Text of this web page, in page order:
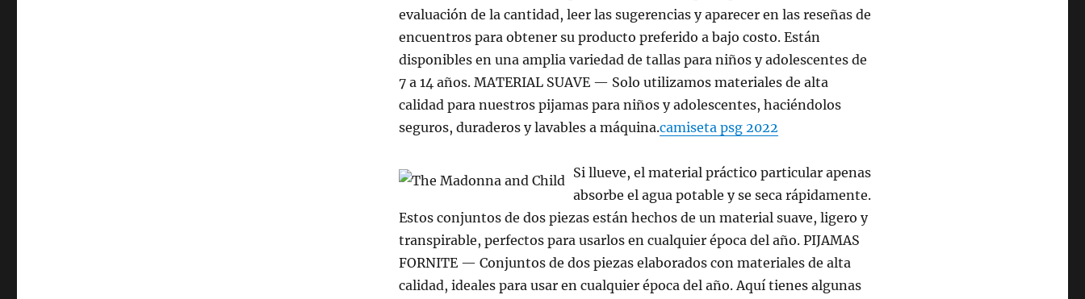
evaluación de la cantidad, leer las sugerencias y aparecer en las reseñas de
encuentros para obtener su producto preferido a bajo costo. Están
disponibles en una amplia variedad de tallas para niños y adolescentes de
7 a 14 años. MATERIAL SUAVE — Solo utilizamos materiales de alta
calidad para nuestros pijamas para niños y adolescentes, haciéndolos
seguros, duraderos y lavables a máquina.camiseta psg 2022
Si llueve, el material práctico particular apenas
absorbe el agua potable y se seca rápidamente.
Estos conjuntos de dos piezas están hechos de un material suave, ligero y
transpirable, perfectos para usarlos en cualquier época del año. PIJAMAS
FORNITE — Conjuntos de dos piezas elaborados con materiales de alta
calidad, ideales para usar en cualquier época del año. Aquí tienes algunas